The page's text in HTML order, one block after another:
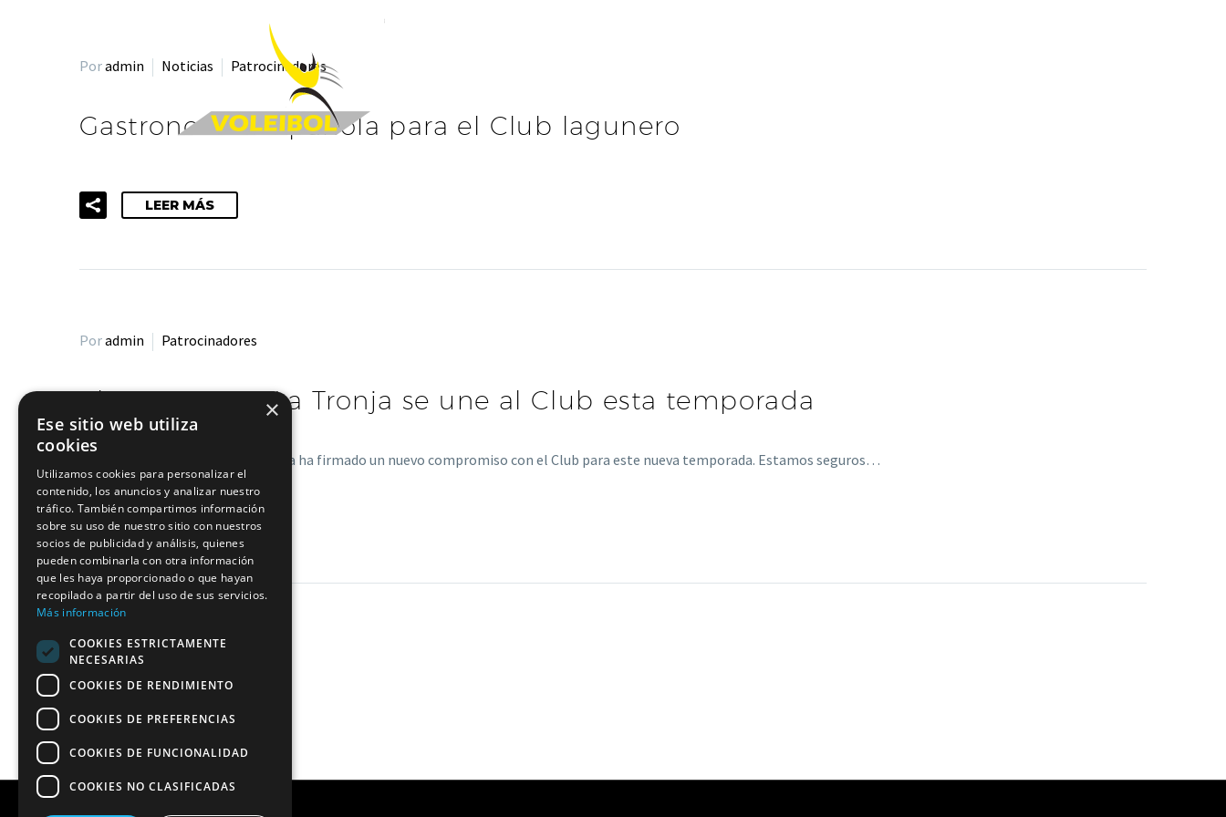
Poradmin Noticias Patrocinadores
Gastronomia española para el Club lagunero
LEER MÁS
Poradmin Patrocinadores
El restaurante La Tronja se une al Club esta temporada
El restaurante lagunero La Tronja ha firmado un nuevo compromiso con el Club para este nueva temporada. Estamos seguros…
LEER MÁS
×
Ese sitio web utiliza
cookies
Utilizamos cookies para personalizar el
contenido, los anuncios y analizar nuestro
tráfico. También compartimos información
sobre su uso de nuestro sitio con nuestros
socios de publicidad y análisis, quienes
pueden combinarla con otra información
que les haya proporcionado o que hayan
recopilado a partir del uso de sus servicios.
Más información
COOKIES ESTRICTAMENTE
NECESARIAS
COOKIES DE RENDIMIENTO
COOKIES DE PREFERENCIAS
COOKIES DE FUNCIONALIDAD
COOKIES NO CLASIFICADAS